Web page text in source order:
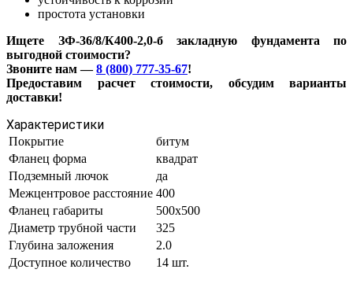
простота установки
Ищете ЗФ-36/8/К400-2,0-б закладную фундамента по
выгодной стоимости?
Звоните нам —8 (800) 777-35-67!
Предоставим расчет стоимости, обсудим варианты
доставки!
Характеристики
Покрытие
битум
Фланец форма
квадрат
Подземный лючок
да
Межцентровое расстояние 400
Фланец габариты
500х500
Диаметр трубной части
325
Глубина заложения
2.0
Доступное количество
14 шт.